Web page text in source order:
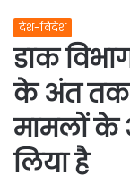
देश-विदेश
डाक
के अंत तक
मामलों के
लिया है